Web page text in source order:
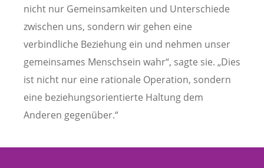
nicht nur Gemeinsamkeiten und Unterschiede
zwischen uns, sondern wir gehen eine
verbindliche Beziehung ein und nehmen unser
gemeinsames Menschsein wahr“, sagte sie. „Dies
ist nicht nur eine rationale Operation, sondern
eine beziehungsorientierte Haltung dem
Anderen gegenüber.“